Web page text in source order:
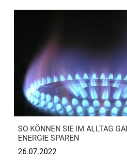
SO KÖNNEN SIE IM ALLTAG
ENERGIE SPAREN
26.07.2022